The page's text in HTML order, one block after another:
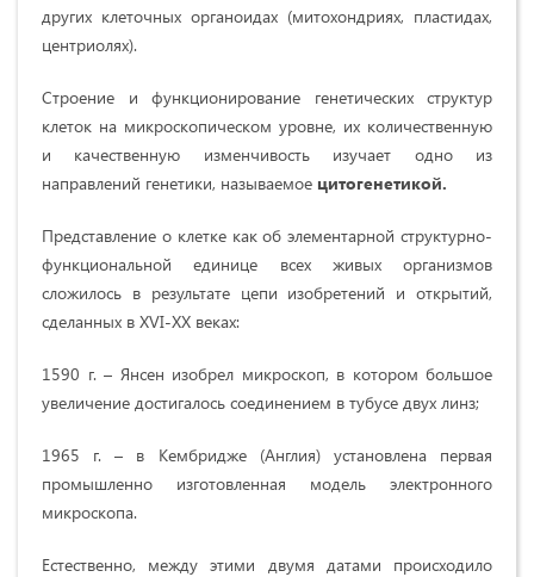
других клеточных органоидах (митохондриях, пластидах,
центриолях).
Строение и функционирование генетических структур
клеток на микроскопическом уровне, их количественную
и качественную изменчивость изучает одно из
направлений генетики, называемое цитогенетикой.
Представление о клетке как об элементарной структурно-
функциональной единице всех живых организмов
сложилось в результате цепи изобретений и открытий,
сделанных в XVI-XX веках:
1590 г. – Янсен изобрел микроскоп, в котором большое
увеличение достигалось соединением в тубусе двух линз;
1965 г. – в Кембридже (Англия) установлена первая
промышленно изготовленная модель электронного
микроскопа.
Естественно, между этими двумя датами происходило